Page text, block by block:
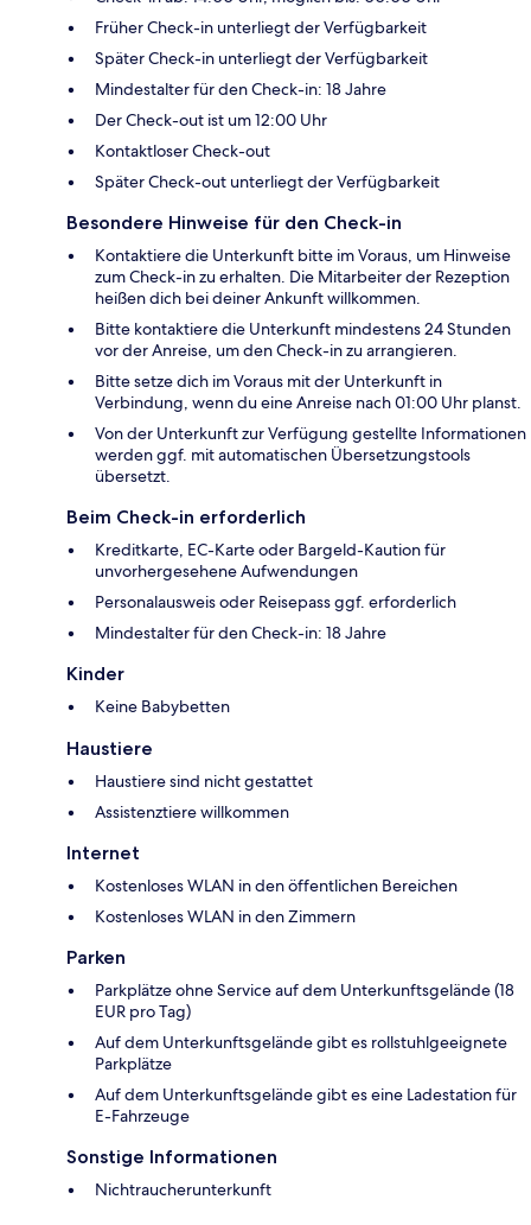
Früher Check-in unterliegt der Verfügbarkeit
Später Check-in unterliegt der Verfügbarkeit
Mindestalter für den Check-in: 18 Jahre
Der Check-out ist um 12:00 Uhr
Kontaktloser Check-out
Später Check-out unterliegt der Verfügbarkeit
Besondere Hinweise für den Check-in
Kontaktiere die Unterkunft bitte im Voraus, um Hinweise
zum Check-in zu erhalten. Die Mitarbeiter der Rezeption
heißen dich bei deiner Ankunft willkommen.
Bitte kontaktiere die Unterkunft mindestens 24 Stunden
vor der Anreise, um den Check-in zu arrangieren.
Bitte setze dich im Voraus mit der Unterkunft in
Verbindung, wenn du eine Anreise nach 01:00 Uhr planst.
Von der Unterkunft zur Verfügung gestellte Informationen
werden ggf. mit automatischen Übersetzungstools
übersetzt.
Beim Check-in erforderlich
Kreditkarte, EC-Karte oder Bargeld-Kaution für
unvorhergesehene Aufwendungen
Personalausweis oder Reisepass ggf. erforderlich
Mindestalter für den Check-in: 18 Jahre
Kinder
Keine Babybetten
Haustiere
Haustiere sind nicht gestattet
Assistenztiere willkommen
Internet
Kostenloses WLAN in den öffentlichen Bereichen
Kostenloses WLAN in den Zimmern
Parken
Parkplätze ohne Service auf dem Unterkunftsgelände (18
EUR pro Tag)
Auf dem Unterkunftsgelände gibt es rollstuhlgeeignete
Parkplätze
Auf dem Unterkunftsgelände gibt es eine Ladestation für
E-Fahrzeuge
Sonstige Informationen
Nichtraucherunterkunft